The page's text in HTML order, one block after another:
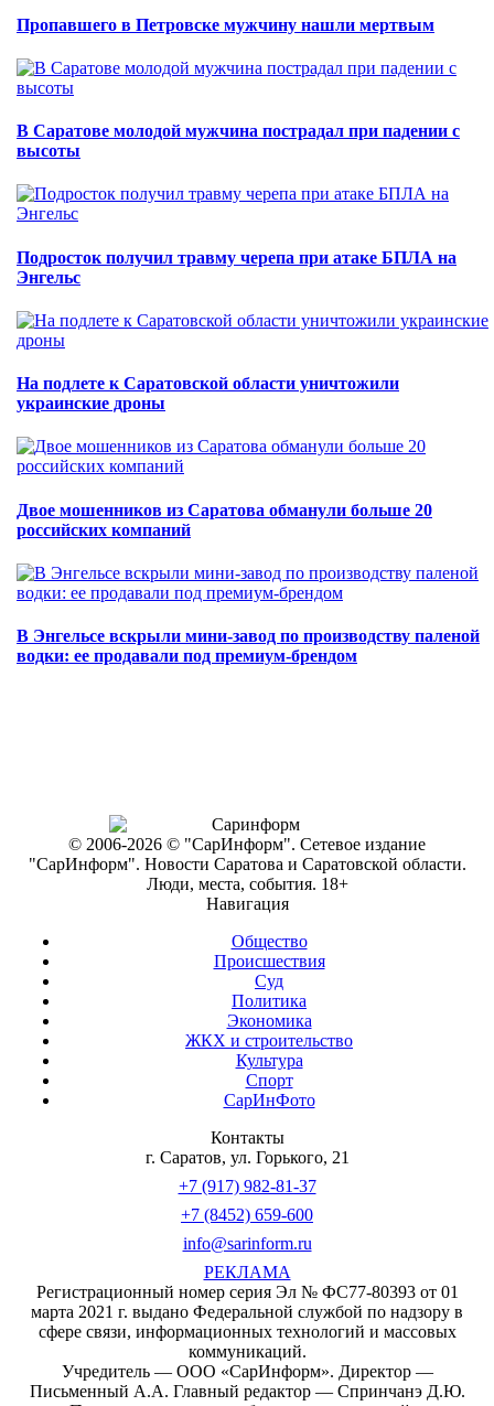
Пропавшего в Петровске мужчину нашли мертвым
В Саратове молодой мужчина пострадал при падении с
высоты
Подросток получил травму черепа при атаке БПЛА на
Энгельс
На подлете к Саратовской области уничтожили
украинские дроны
Двое мошенников из Саратова обманули больше 20
российских компаний
В Энгельсе вскрыли мини-завод по производству паленой
водки: ее продавали под премиум-брендом
© 2006-2026 © "СарИнформ". Сетевое издание
"СарИнформ". Новости Саратова и Саратовской области.
Люди, места, события. 18+
Навигация
Общество
Происшествия
Суд
Политика
Экономика
ЖКХ и строительство
Культура
Спорт
СарИнФото
Контакты
г. Саратов, ул. Горького, 21
+7 (917) 982-81-37
+7 (8452) 659-600
info@sarinform.ru
РЕКЛАМА
Регистрационный номер серия Эл № ФС77-80393 от 01
марта 2021 г. выдано Федеральной службой по надзору в
сфере связи, информационных технологий и массовых
коммуникаций.
Учредитель — ООО «СарИнформ». Директор —
Письменный А.А. Главный редактор — Спринчанэ Д.Ю.